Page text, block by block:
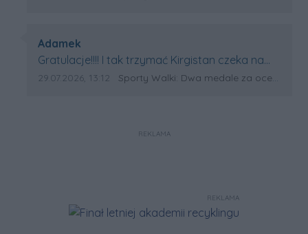
Autor komentarza:
Adamek
Treść komentarza:
Gratulacje!!!! I tak trzymać Kirgistan czeka na
powtórkę z USA a może i złote medale.
Data dodania komentarza:
29.07.2026, 13:12 Źródło komentarza:
Sporty Walki: Dwa medale za oceanem
REKLAMA
REKLAMA